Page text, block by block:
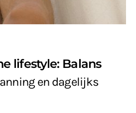
lifestyle: Balans
en dagelijks